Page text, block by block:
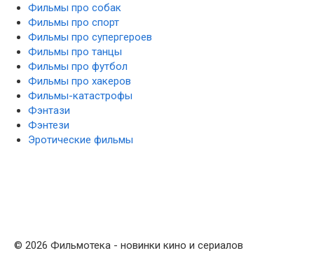
Фильмы про собак
Фильмы про спорт
Фильмы про супергероев
Фильмы про танцы
Фильмы про футбол
Фильмы про хакеров
Фильмы-катастрофы
Фэнтази
Фэнтези
Эротические фильмы
© 2026 Фильмотека - новинки кино и сериалов